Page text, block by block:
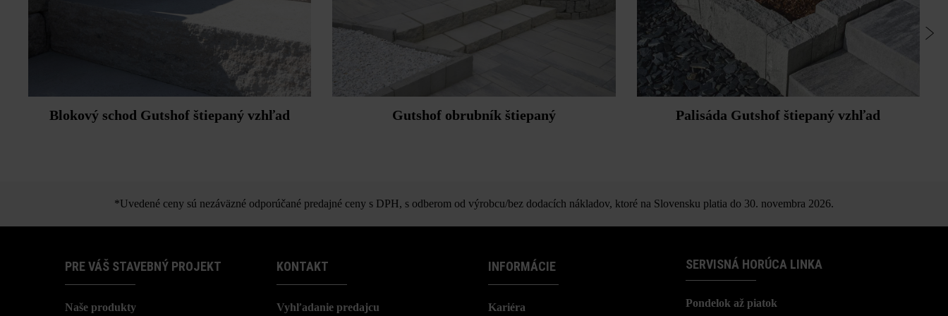
Blokový schod Gutshof štiepaný vzhľad Gutshof obrubník štiepaný Palisáda Gutshof štiepaný vzhľad
*Uvedené ceny sú nezáväzné odporúčané predajné ceny s DPH, s odberom od výrobcu/bez dodacích nákladov, ktoré na Slovensku platia do 30. novembra 2026.
PRE VÁŠ STAVEBNÝ PROJEKT
Naše produkty
KONTAKT
Vyhľadanie predajcu
INFORMÁCIE
Kariéra
SERVISNÁ HORÚCA LINKA
Pondelok až piatok